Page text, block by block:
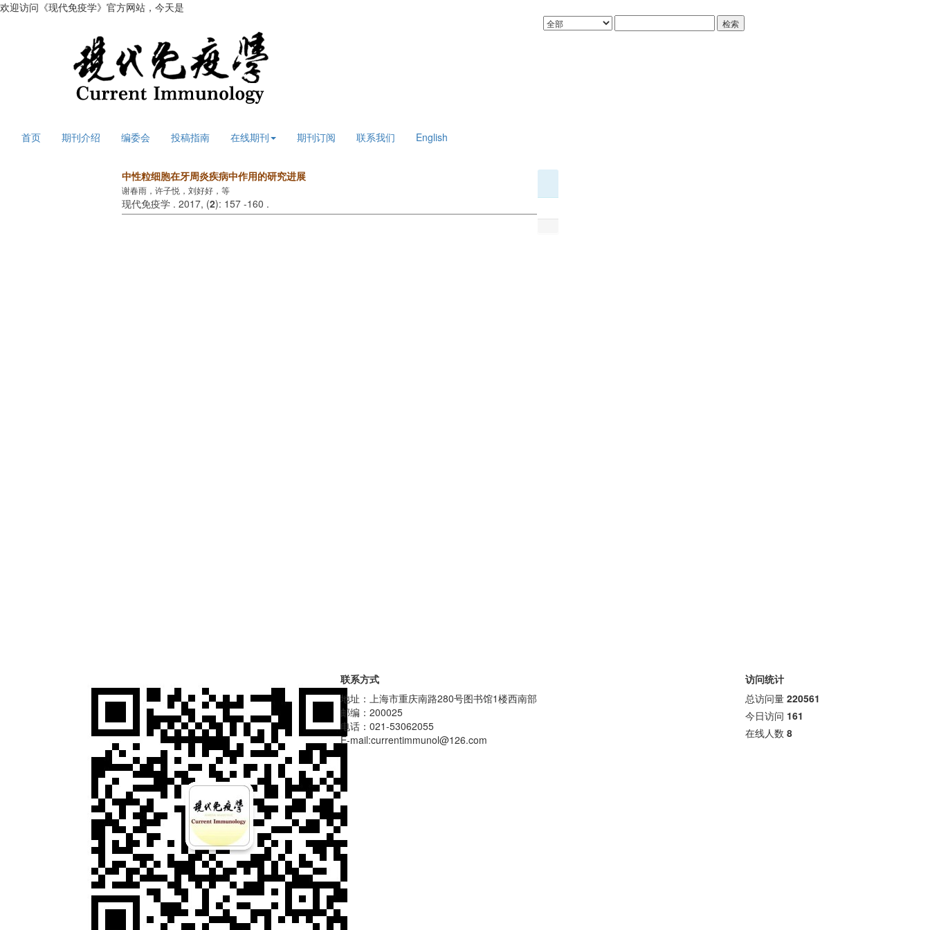
欢迎访问《现代免疫学》官方网站，今天是
首页 期刊介绍 编委会 投稿指南 在线期刊 期刊订阅 联系我们 English
中性粒细胞在牙周炎疾病中作用的研究进展
谢春雨，许子悦，刘好好，等
现代免疫学 . 2017, (2): 157 -160 .
联系方式
地址：上海市重庆南路280号图书馆1楼西南部
邮编：200025
电话：021-53062055
E-mail:currentimmunol@126.com
访问统计
总访问量 220561
今日访问 161
在线人数 8